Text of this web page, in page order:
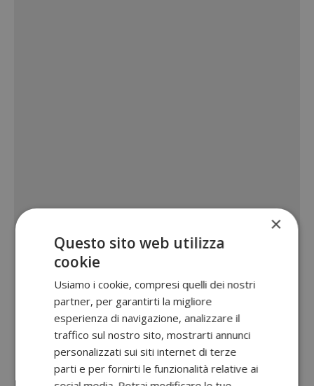
×
Questo sito web utilizza
cookie
Usiamo i cookie, compresi quelli dei nostri
partner, per garantirti la migliore
esperienza di navigazione, analizzare il
traffico sul nostro sito, mostrarti annunci
personalizzati sui siti internet di terze
parti e per fornirti le funzionalità relative ai